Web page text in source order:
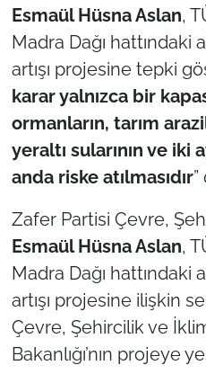
Esmaül Hüsna Aslan,
Madra Dağı hattındaki
artışı projesine tepki
karar yalnızca bir
ormanların, tarım
yeraltı sularının ve iki
anda riske atılmasıdır”
Zafer Partisi Çevre,
Esmaül Hüsna Aslan,
Madra Dağı hattındaki
artışı projesine ilişkin
Çevre, Şehircilik ve
Bakanlığı’nın projeye
ÇANAKKALE
TÜRKİYE
Bölge
Genel
Politika
Flaş Haber
Dış Haberler